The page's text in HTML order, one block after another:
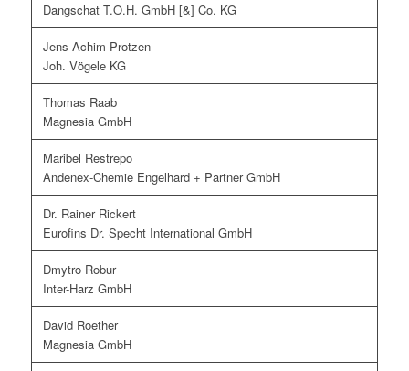
Dangschat T.O.H. GmbH [&] Co. KG
Jens-Achim Protzen
Joh. Vögele KG
Thomas Raab
Magnesia GmbH
Maribel Restrepo
Andenex-Chemie Engelhard + Partner GmbH
Dr. Rainer Rickert
Eurofins Dr. Specht International GmbH
Dmytro Robur
Inter-Harz GmbH
David Roether
Magnesia GmbH